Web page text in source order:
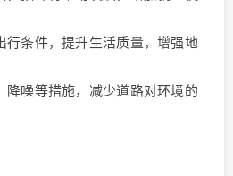
行条件，提升生活质量，增强地
降噪等措施，减少道路对环境的